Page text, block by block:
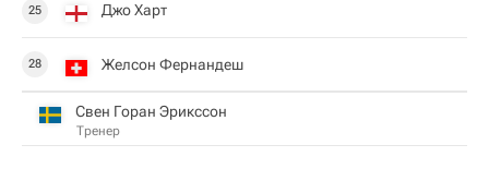
25 Джо Харт
28 Желсон Фернандеш
Свен Горан Эрикссон
Тренер